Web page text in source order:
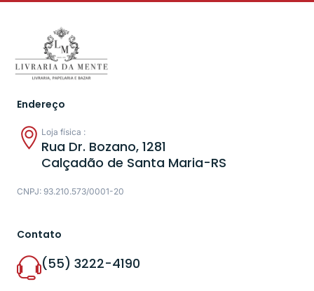
Endereço
Loja física :
Rua Dr. Bozano, 1281
Calçadão de Santa Maria-RS
CNPJ: 93.210.573/0001-20
Contato
(55) 3222-4190